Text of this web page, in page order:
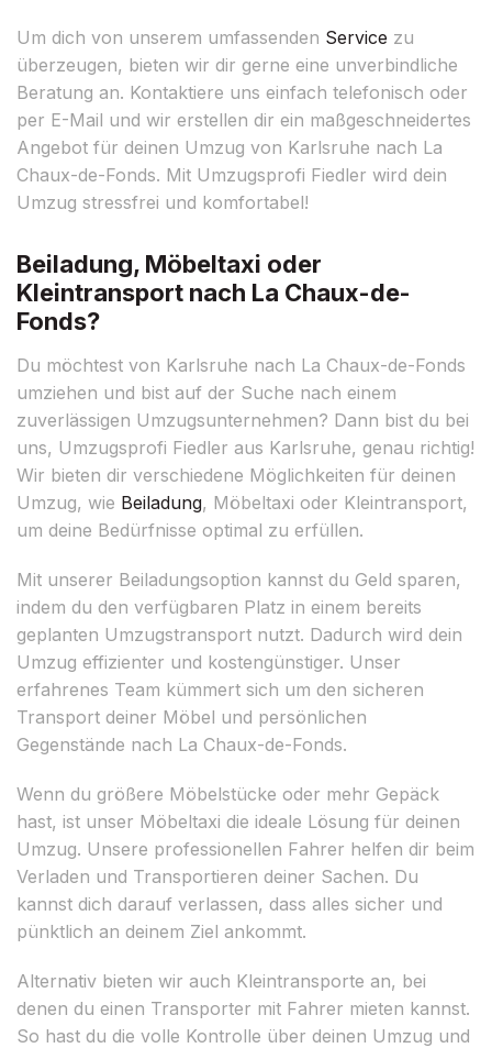
Um dich von unserem umfassenden Service zu
überzeugen, bieten wir dir gerne eine unverbindliche
Beratung an. Kontaktiere uns einfach telefonisch oder
per E-Mail und wir erstellen dir ein maßgeschneidertes
Angebot für deinen Umzug von Karlsruhe nach La
Chaux-de-Fonds. Mit Umzugsprofi Fiedler wird dein
Umzug stressfrei und komfortabel!
Beiladung, Möbeltaxi oder
Kleintransport nach La Chaux-de-
Fonds?
Du möchtest von Karlsruhe nach La Chaux-de-Fonds
umziehen und bist auf der Suche nach einem
zuverlässigen Umzugsunternehmen? Dann bist du bei
uns, Umzugsprofi Fiedler aus Karlsruhe, genau richtig!
Wir bieten dir verschiedene Möglichkeiten für deinen
Umzug, wie Beiladung, Möbeltaxi oder Kleintransport,
um deine Bedürfnisse optimal zu erfüllen.
Mit unserer Beiladungsoption kannst du Geld sparen,
indem du den verfügbaren Platz in einem bereits
geplanten Umzugstransport nutzt. Dadurch wird dein
Umzug effizienter und kostengünstiger. Unser
erfahrenes Team kümmert sich um den sicheren
Transport deiner Möbel und persönlichen
Gegenstände nach La Chaux-de-Fonds.
Wenn du größere Möbelstücke oder mehr Gepäck
hast, ist unser Möbeltaxi die ideale Lösung für deinen
Umzug. Unsere professionellen Fahrer helfen dir beim
Verladen und Transportieren deiner Sachen. Du
kannst dich darauf verlassen, dass alles sicher und
pünktlich an deinem Ziel ankommt.
Alternativ bieten wir auch Kleintransporte an, bei
denen du einen Transporter mit Fahrer mieten kannst.
So hast du die volle Kontrolle über deinen Umzug und